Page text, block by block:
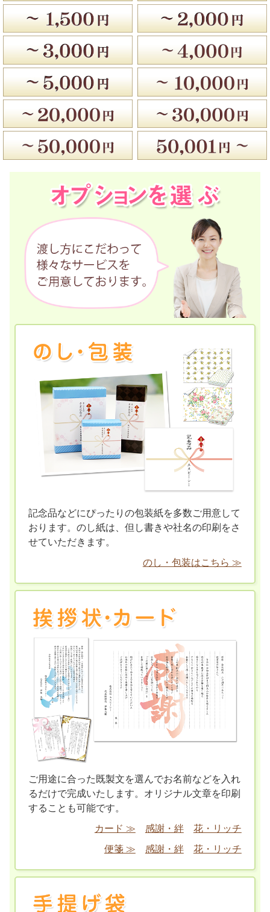
記念品などにぴったりの包装紙を多数ご用意して
おります。のし紙は、但し書きや社名の印刷をさ
せていただきます。
のし・包装はこちら ≫
ご用途に合った既製文を選んでお名前などを入れ
るだけで完成いたします。オリジナル文章を印刷
することも可能です。
カード ≫
感謝・絆
花・リッチ
便箋 ≫
感謝・絆 花・リッチ